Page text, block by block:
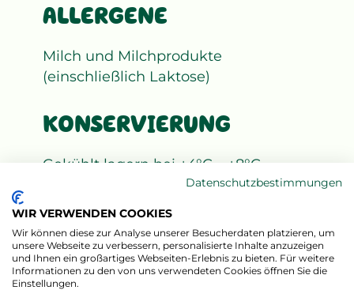
ALLERGENE
Milch und Milchprodukte
(einschließlich Laktose)
KONSERVIERUNG
Gekühlt lagern bei +4°C – +8°C
Datenschutzbestimmungen
WIR VERWENDEN COOKIES
Wir können diese zur Analyse unserer Besucherdaten platzieren, um
unsere Webseite zu verbessern, personalisierte Inhalte anzuzeigen
und Ihnen ein großartiges Webseiten-Erlebnis zu bieten. Für weitere
Informationen zu den von uns verwendeten Cookies öffnen Sie die
Einstellungen.